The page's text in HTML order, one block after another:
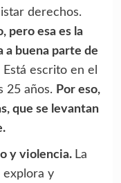
derechos.
pero esa es la
a buena parte de
Está escrito en el
25 años. Por eso,
que se levantan
y violencia. La
explora y